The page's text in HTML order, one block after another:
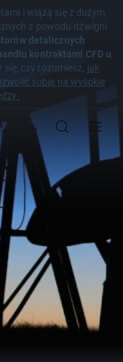
i wiążą się z dużym
z powodu dźwigni
detalicznych
kontraktami CFD u
się, czy rozumiesz, jak
sobie na wysokie